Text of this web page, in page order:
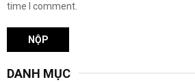
time I comment.
DANH MỤC